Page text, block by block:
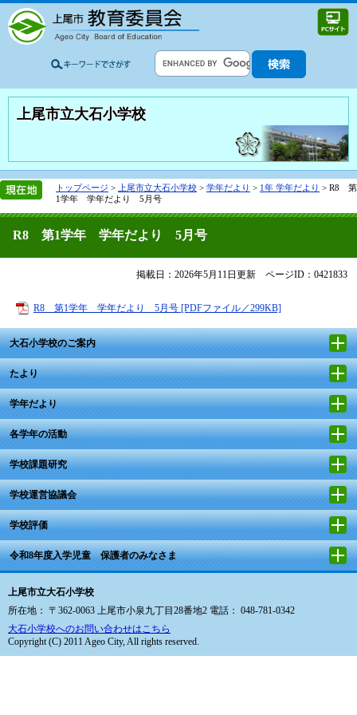
上尾市立大石小学校
トップページ > 上尾市立大石小学校 > 学年だより > 1年 学年だより > R8 第
1学年 学年だより 5月号
R8 第1学年 学年だより 5月号
掲載日：2026年5月11日更新 ページID：0421833
R8 第1学年 学年だより 5月号 [PDFファイル／299KB]
大石小学校のご案内
たより
学年だより
各学年の活動
学校課題研究
学校運営協議会
学校評価
令和8年度入学児童 保護者のみなさま
上尾市立大石小学校
所在地： 〒362-0063 上尾市小泉九丁目28番地2 電話： 048-781-0342
大石小学校へのお問い合わせはこちら
Copyright (C) 2011 Ageo City, All rights reserved.